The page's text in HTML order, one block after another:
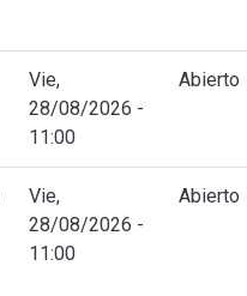
Vie,
28/08/2026 -
11:00
Abierto
Vie,
28/08/2026 -
11:00
Abierto